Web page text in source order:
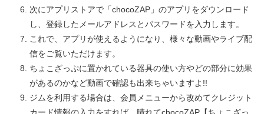
次にアプリストアで「chocoZAP」のアプリをダウンロード
し、登録したメールアドレスとパスワードを入力します。
これで、アプリが使えるようになり、様々な動画やライブ配
信をご覧いただけます。
ちょこざっぷに置かれている器具の使い方やどの部分に効果
があるのかなど動画で確認も出来ちゃいますよ!!
ジムを利用する場合は、会員メニューから改めてクレジット
カード情報の入力をすれば、晴れてchocoZAP【ちょこざっ